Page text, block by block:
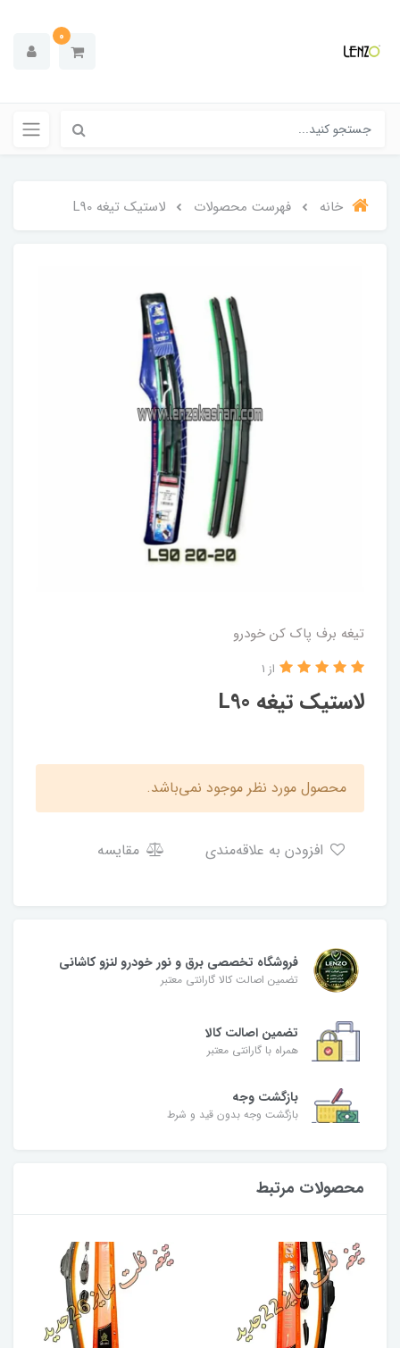
0
خانه فهرست محصولات لاستیک تیغه L90
تیغه برف پاک کن خودرو
لاستیک تیغه L90
از 1
محصول مورد نظر موجود نمی‌باشد.
مقایسه
فروشگاه تخصصی برق و نور خودرو لنزو کاشانی
تضمین اصالت کالا گارانتی معتبر
تضمین اصالت کالا
همراه با گارانتی معتبر
بازگشت وجه
بازگشت وجه بدون قید و شرط
محصولات مرتبط